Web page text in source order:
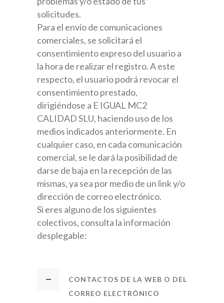
solicitudes.
Para el envío de comunicaciones
comerciales, se solicitará el
consentimiento expreso del usuario a
la hora de realizar el registro. A este
respecto, el usuario podrá revocar el
consentimiento prestado,
dirigiéndose a E IGUAL MC2
CALIDAD SLU, haciendo uso de los
medios indicados anteriormente. En
cualquier caso, en cada comunicación
comercial, se le dará la posibilidad de
darse de baja en la recepción de las
mismas, ya sea por medio de un link y/o
dirección de correo electrónico.
Si eres alguno de los siguientes
colectivos, consulta la información
desplegable:
CONTACTOS DE LA WEB O DEL
CORREO ELECTRÓNICO